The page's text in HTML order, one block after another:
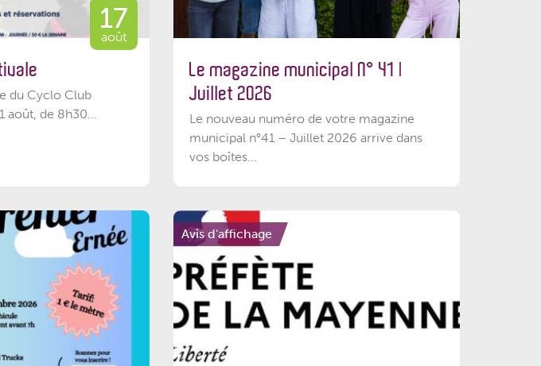
17
août
du Cyclo Club
août, de 8h30...
Le magazine municipal N° 41 |
Juillet 2026
Le nouveau numéro de votre magazine
municipal n°41 – Juillet 2026 arrive dans
vos boîtes...
Avis d'affichage